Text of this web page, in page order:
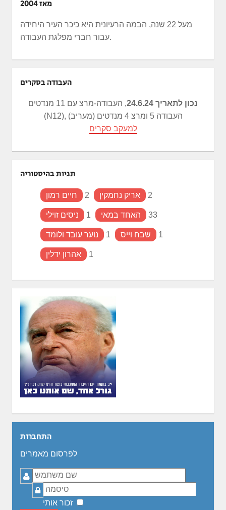
מאז 2004
מעל 22 שנה, הבמה הרעיונית היא כיכר העיר היחידה
עבור חברי מפלגת העבודה.
העבודה בסקרים
נכון לתאריך 24.6.24
, העבודה-מרצ עם 11 מנדטים
(N12), העבודה 5 ומרצ 4 מנדטים (מעריב)
למעקב סקרים
תגיות בהיסטוריה
חיים רמון 2 אריק נחמקין 2
ניסים זוילי 1 האחד במאי 33
נוער עובד ולומד 1 שבח וייס 1
אהרון ידלין 1
התחברות
לפרסום מאמרים
שם
משתמש
סיסמה
זכור אותי